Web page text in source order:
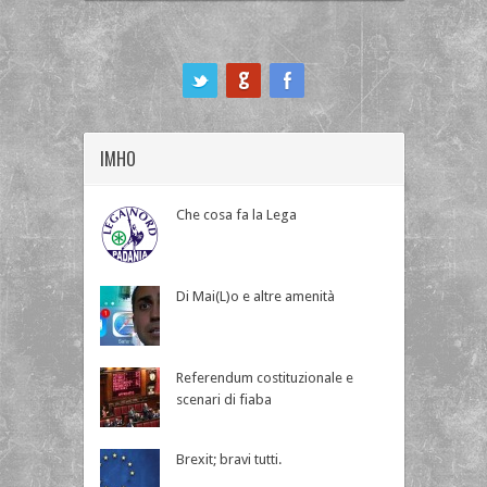
IMHO
Che cosa fa la Lega
Di Mai(L)o e altre amenità
Referendum costituzionale e
scenari di fiaba
Brexit; bravi tutti.